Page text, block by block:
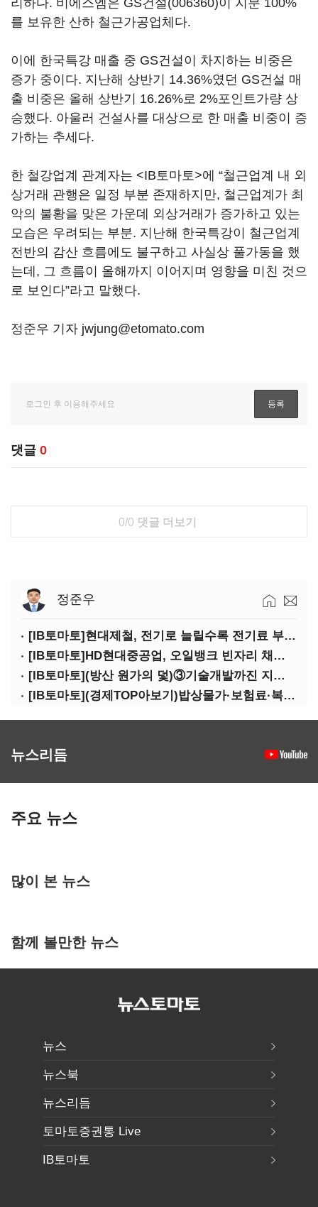
리하다. 비에스엠은 GS건설(006360)이 지분 100%
를 보유한 산하 철근가공업체다.
이에 한국특강 매출 중 GS건설이 차지하는 비중은
증가 중이다. 지난해 상반기 14.36%였던 GS건설 매
출 비중은 올해 상반기 16.26%로 2%포인트가량 상
승했다. 아울러 건설사를 대상으로 한 매출 비중이 증
가하는 추세다.
한 철강업계 관계자는 <IB토마토>에 “철근업계 내 외
상거래 관행은 일정 부분 존재하지만, 철근업계가 최
악의 불황을 맞은 가운데 외상거래가 증가하고 있는
모습은 우려되는 부분. 지난해 한국특강이 철근업계
전반의 감산 흐름에도 불구하고 사실상 풀가동을 했
는데, 그 흐름이 올해까지 이어지며 영향을 미친 것으
로 보인다”라고 말했다.
정준우 기자 jwjung@etomato.com
댓글 0
0/0 댓글 더보기
정준우
[IB토마토]현대제철, 전기로 늘릴수록 전기료 부담…저탄소 전환의 역설
[IB토마토]HD현대중공업, 오일뱅크 빈자리 채웠다…그룹 배당 핵심축 부상
[IB토마토](방산 원가의 덫)③기술개발까진 지원…수출은 각자도생
[IB토마토](경제TOP아보기)밥상물가·보험료·복구비…장마가 내미는 청구서
뉴스리듬
주요 뉴스
많이 본 뉴스
함께 볼만한 뉴스
뉴스
뉴스북
뉴스리듬
토마토증권통 Live
IB토마토